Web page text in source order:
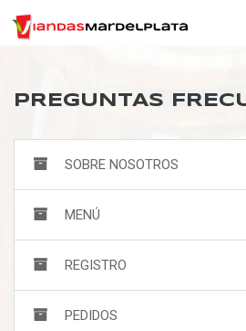
PREGUNTAS
SOBRE NOSOTROS
MENÚ
REGISTRO
PEDIDOS